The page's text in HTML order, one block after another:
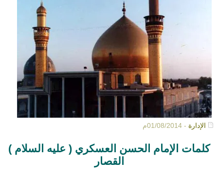
الإدارة - 01/08/2014م
كلمات الإمام الحسن العسكري ( عليه السلام )
القصار